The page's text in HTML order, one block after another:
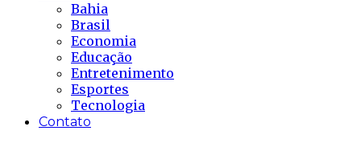
Bahia
Brasil
Economia
Educação
Entretenimento
Esportes
Tecnologia
Contato